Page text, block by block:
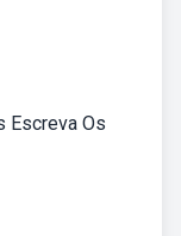
Escreva Os